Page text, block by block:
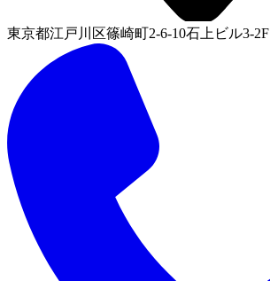
東京都江戸川区篠崎町2-6-10石上ビル3-2F